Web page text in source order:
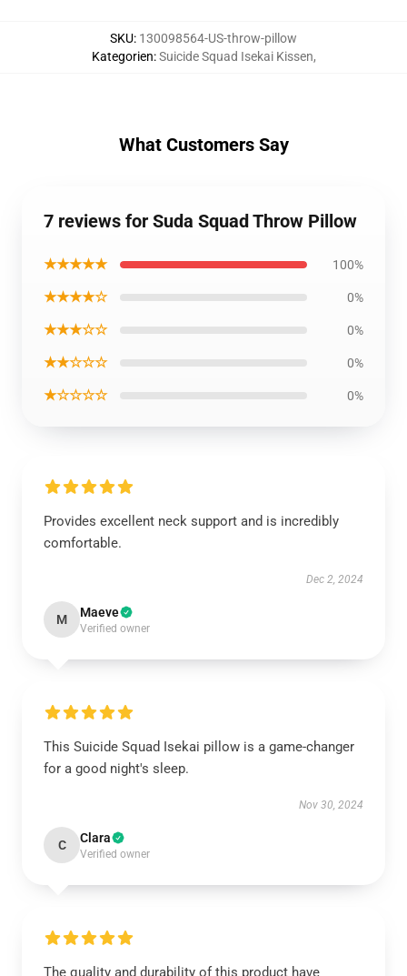
SKU: 130098564-US-throw-pillow
Kategorien:Suicide Squad Isekai Kissen,
What Customers Say
7 reviews for Suda Squad Throw Pillow
★★★★★ 100%
★★★★☆ 0%
★★★☆☆ 0%
★★☆☆☆ 0%
★☆☆☆☆ 0%
Provides excellent neck support and is incredibly
comfortable.
Dec 2, 2024
M Maeve
Verified owner
This Suicide Squad Isekai pillow is a game-changer
for a good night's sleep.
Nov 30, 2024
C Clara
Verified owner
The quality and durability of this product have